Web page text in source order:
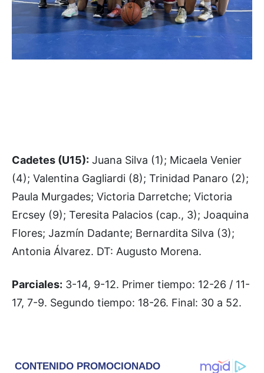
Cadetes (U15): Juana Silva (1); Micaela Venier
(4); Valentina Gagliardi (8); Trinidad Panaro (2);
Paula Murgades; Victoria Darretche; Victoria
Ercsey (9); Teresita Palacios (cap., 3); Joaquina
Flores; Jazmín Dadante; Bernardita Silva (3);
Antonia Álvarez. DT: Augusto Morena.
Parciales: 3-14, 9-12. Primer tiempo: 12-26 / 11-
17, 7-9. Segundo tiempo: 18-26. Final: 30 a 52.